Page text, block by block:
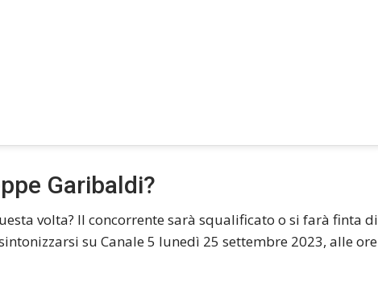
Garibaldi?
volta? Il concorrente sarà squalificato o si farà finta di
su Canale 5 lunedì 25 settembre 2023, alle ore